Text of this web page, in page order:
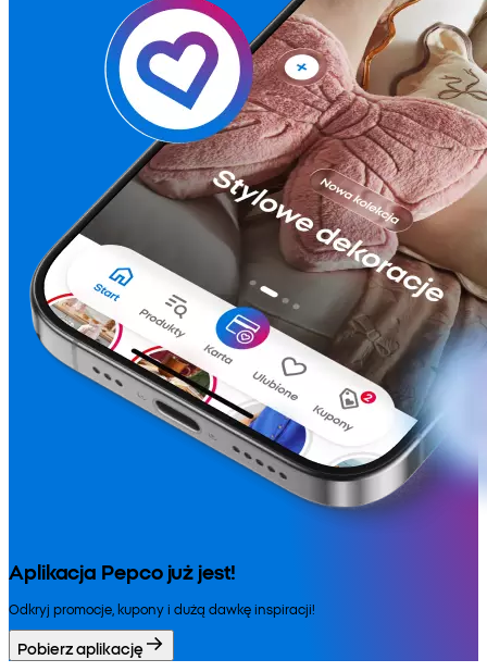
Aplikacja Pepco już jest!
Odkryj promocje, kupony i dużą dawkę inspiracji!
Pobierz aplikację